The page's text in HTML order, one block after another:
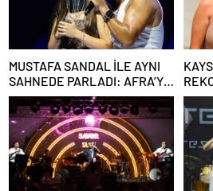
MUSTAFA SANDAL İLE AYNI
SAHNEDE PARLADI: AFRA’YA
HARBİYE’DE BÜYÜK ALKIŞ